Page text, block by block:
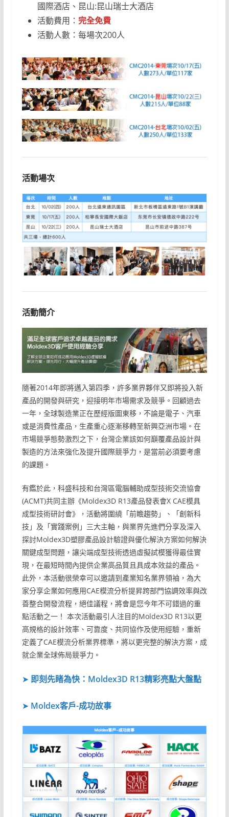
國際酒店、昆山:昆山瑞士大酒店
活動費用： 完全免費
活動人數：每場次200人
活動場次
活動簡介
隨著2014年即將邁入第四季，許多業界夥伴又即將投入新
產品的開發與研究，迎接明年市場需求及競爭。回顧過去
一年，全球製造業正在歷經版圖東移，不論是電子、汽車
或是消費性產品，生產重心逐漸移轉至新興亞洲市場。在
市場競爭態勢激烈之下，台灣企業該如何巔覆產品設計與
製造的方法來強化及提升國際競爭力，是當前必須要考慮
的課題。
有鑑於此，科盛科技和台灣區電腦輔助成型技術交流協會
(ACMT)共同主辦《Moldex3D R13產品發表會X CAE模具
成型技術研討會》，活動將圍繞「前瞻趨勢」、「創新科
技」及「實踐案例」三大主軸，與業界先進們分享及深入
探討Moldex3D塑膠產品設計驗證與優化解決方案如何解決
關鍵成型問題，讓尖端成型技術透過虛擬試模獲得最佳實
現，在最短時間內提供企業高品質且具成本效益的產品。
此外，本活動很榮幸可以邀請到產業知名業界領袖，為大
家分享企業如何應用CAE模流分析提昇跨部門協調效率與改
善整合開發流程，絕佳議程，將會是您今年不可錯過的重
點活動之一！ 本次活動最引人注目的Moldex3D R13以更
高規格的設計效率、可靠度、共同協作及使用經驗，重新
定義了CAE模流分析業界標準，將以更完整的解決方案，成
就企業全球佈局競爭力。
➤ 即刻先睹為快：Moldex3D R13精彩亮點大盤點
➤ Moldex客戶-成功故事